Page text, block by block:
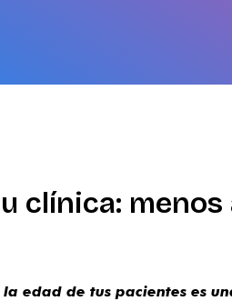
clínica:
edad de tus pacientes es